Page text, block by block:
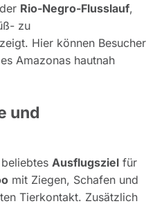
Rio-Negro-Flusslauf,
zu
Hier können Besucher
Amazonas hautnah
und
Ausflugsziel für
mit Ziegen, Schafen und
Tierkontakt. Zusätzlich